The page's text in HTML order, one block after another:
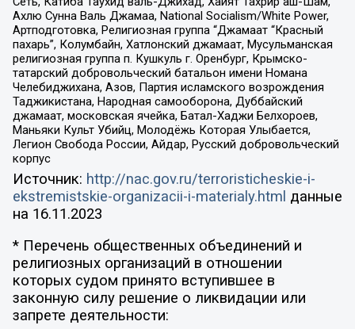
Ахлю Сунна Валь Джамаа, National Socialism/White Power,
Артподготовка, Религиозная группа “Джамаат “Красный
пахарь”, Колумбайн, Хатлонский джамаат, Мусульманская
религиозная группа п. Кушкуль г. Оренбург, Крымско-
татарский добровольческий батальон имени Номана
Челебиджихана, Азов, Партия исламского возрождения
Таджикистана, Народная самооборона, Дуббайский
джамаат, московская ячейка, Батал-Хаджи Белхороев,
Маньяки Культ Убийц, Молодёжь Которая Улыбается,
Легион Свобода России, Айдар, Русский добровольческий
корпус
Источник: http://nac.gov.ru/terroristicheskie-i-
ekstremistskie-organizacii-i-materialy.html данные
на 16.11.2023
* Перечень общественных объединений и
религиозных организаций в отношении
которых судом принято вступившее в
законную силу решение о ликвидации или
запрете деятельности: